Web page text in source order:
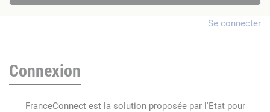
Se connecter
Connexion
FranceConnect est la solution proposée par l'Etat pour